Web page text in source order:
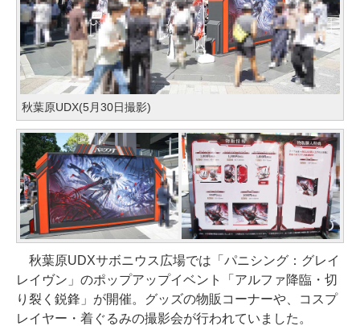
秋葉原UDX(5月30日撮影)
秋葉原UDXサボニウス広場では「パニシング：グレイ
レイヴン」のポップアップイベント「アルファ降臨・切
り裂く鋭鋒」が開催。グッズの物販コーナーや、コスプ
レイヤー・着ぐるみの撮影会が行われていました。